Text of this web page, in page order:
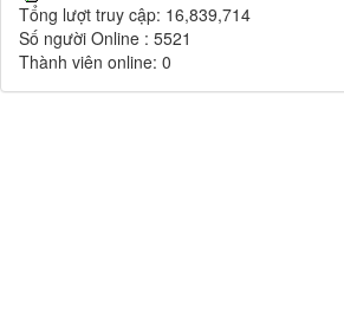
Tổng lượt truy cập: 16,839,714
Số người Online : 5521
Thành viên online: 0